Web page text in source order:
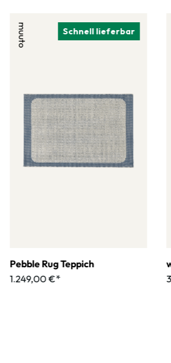
Schnell lieferbar
muuto
Pebble Rug Teppich
1.249,00 €*